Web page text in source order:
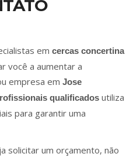
em cercas concertina
você a aumentar a
empresa em Jose
qualificados utiliza
para garantir uma
solicitar um orçamento, não